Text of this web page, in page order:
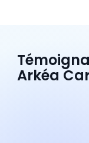
Arkéa